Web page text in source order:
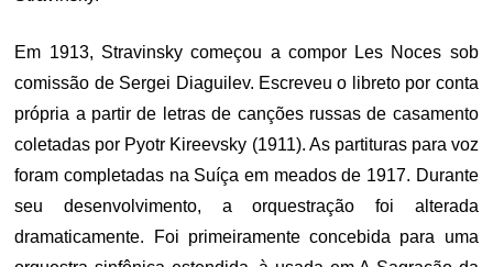
Em 1913, Stravinsky começou a compor Les Noces sob
comissão de Sergei Diaguilev. Escreveu o libreto por conta
própria a partir de letras de canções russas de casamento
coletadas por Pyotr Kireevsky (1911). As partituras para voz
foram completadas na Suíça em meados de 1917. Durante
seu desenvolvimento, a orquestração foi alterada
dramaticamente. Foi primeiramente concebida para uma